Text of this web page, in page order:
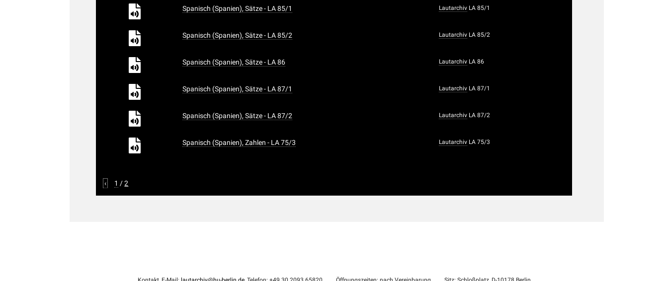
Spanisch (Spanien), Sätze - LA 85/1 Lautarchiv LA 85/1
Spanisch (Spanien), Sätze - LA 85/2 Lautarchiv LA 85/2
Spanisch (Spanien), Sätze - LA 86 Lautarchiv LA 86
Spanisch (Spanien), Sätze - LA 87/1 Lautarchiv LA 87/1
Spanisch (Spanien), Sätze - LA 87/2 Lautarchiv LA 87/2
Spanisch (Spanien), Zahlen - LA 75/3 Lautarchiv LA 75/3
‹ 1 /2